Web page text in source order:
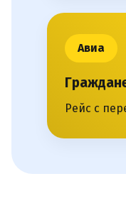
Авиа
Рейс с